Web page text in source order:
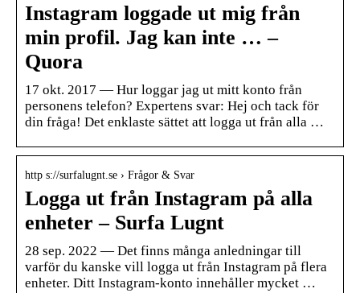
Instagram loggade ut mig från
min profil. Jag kan inte … –
Quora
17 okt. 2017 — Hur loggar jag ut mitt konto från
personens telefon? Expertens svar: Hej och tack för
din fråga! Det enklaste sättet att logga ut från alla …
http s://surfalugnt.se › Frågor & Svar
Logga ut från Instagram på alla
enheter – Surfa Lugnt
28 sep. 2022 — Det finns många anledningar till
varför du kanske vill logga ut från Instagram på flera
enheter. Ditt Instagram-konto innehåller mycket …